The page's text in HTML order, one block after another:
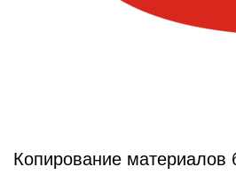
Копирование материалов